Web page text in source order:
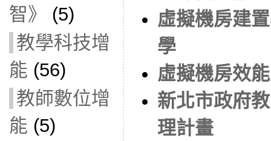
智》
(5)
教學科技增
能 (56)
教師數位增
能 (5)
虛擬機房建
學
虛擬機房效
新北市政府
理計畫